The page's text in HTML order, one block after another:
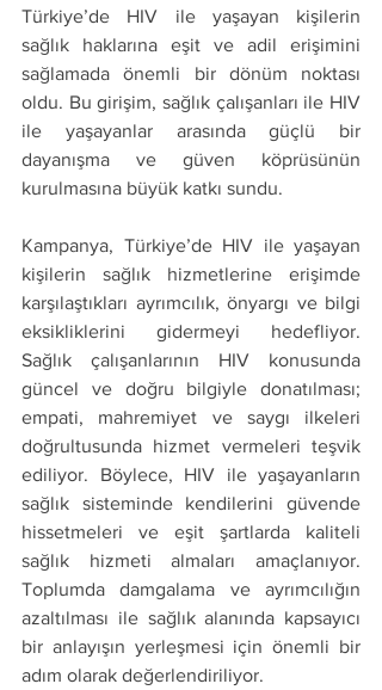
Türkiye’de HIV ile yaşayan kişilerin
sağlık haklarına eşit ve adil erişimini
sağlamada önemli bir dönüm noktası
oldu. Bu girişim, sağlık çalışanları ile HIV
ile yaşayanlar arasında güçlü bir
dayanışma ve güven köprüsünün
kurulmasına büyük katkı sundu.
Kampanya, Türkiye’de HIV ile yaşayan
kişilerin sağlık hizmetlerine erişimde
karşılaştıkları ayrımcılık, önyargı ve bilgi
eksikliklerini gidermeyi hedefliyor.
Sağlık çalışanlarının HIV konusunda
güncel ve doğru bilgiyle donatılması;
empati, mahremiyet ve saygı ilkeleri
doğrultusunda hizmet vermeleri teşvik
ediliyor. Böylece, HIV ile yaşayanların
sağlık sisteminde kendilerini güvende
hissetmeleri ve eşit şartlarda kaliteli
sağlık hizmeti almaları amaçlanıyor.
Toplumda damgalama ve ayrımcılığın
azaltılması ile sağlık alanında kapsayıcı
bir anlayışın yerleşmesi için önemli bir
adım olarak değerlendiriliyor.